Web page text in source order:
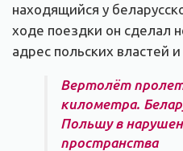
находящийся у
ходе поездки он сделал
адрес польских властей
Вертолёт
километра.
Польшу в
пространства